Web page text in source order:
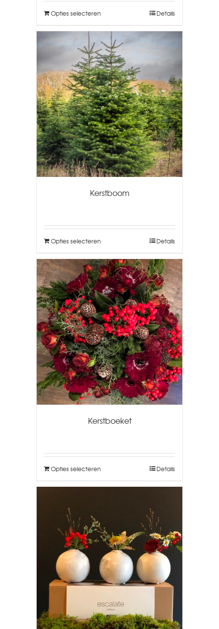
Opties selecteren Details
Kerstboom
Opties selecteren Details
Kerstboeket
Opties selecteren Details